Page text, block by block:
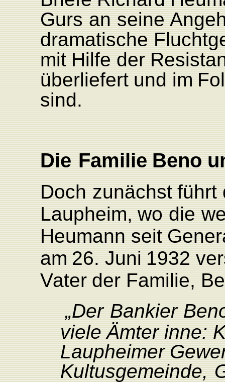
Gurs an seine
dramatische
mit Hilfe der
überliefert und im F
sind.
Die Familie Beno
Doch zunächst führt
Laupheim, wo die
Heumann seit
am 26. Juni 1932
Vater derFamilie,
„Der Bankier
viele Ämter inne:
Laupheimer
Kultusgemeinde,